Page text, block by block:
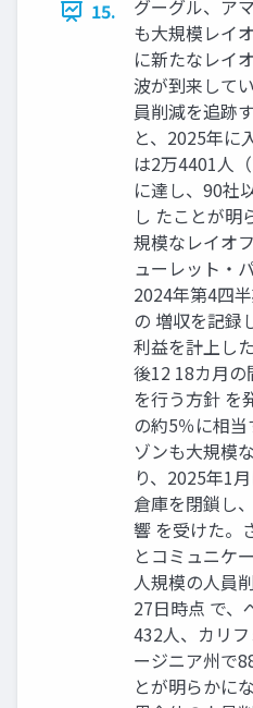
15.
グーグル、ア
も大規模レイ
に新たなレイ
波が到来して
員削減を追跡
と、2025年に
は2万4401人
に達し、90社
し たことが明
規模なレイオ
ューレット・
2024年第4四
の 増収を記録
利益を計上し
後12 18カ月
を行う方針 を
の約5％に相
ゾンも大規模
り、2025年1
倉庫を閉鎖し
響 を受けた。
とコミュニケ
人規模の人員
27日時点 で、
432人、カリ
ージニア州で
とが明らかに